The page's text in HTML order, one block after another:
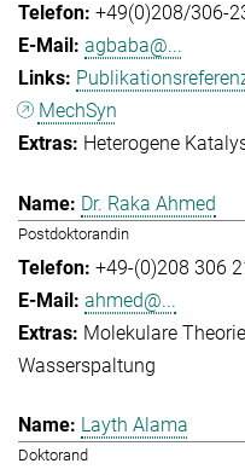
+49(0)208/306-
agbaba@...
MechSyn
Heterogene
Dr. Raka Ahmed
Postdoktorandin
+49-(0)208 306
ahmed@...
Molekulare
Wasserspaltung
Layth Alama
Doktorand